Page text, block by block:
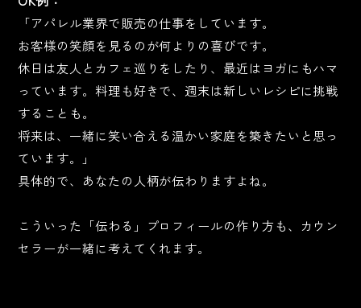
「アパレル業界で販売の仕事をしています。
お客様の笑顔を見るのが何よりの喜びです。
休日は友人とカフェ巡りをしたり、最近はヨガにもハマ
っています。料理も好きで、週末は新しいレシピに挑戦
することも。
将来は、一緒に笑い合える温かい家庭を築きたいと思っ
ています。」
具体的で、あなたの人柄が伝わりますよね。
こういった「伝わる」プロフィールの作り方も、カウン
セラーが一緒に考えてくれます。